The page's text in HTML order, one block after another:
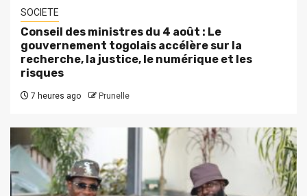
SOCIETE
Conseil des ministres du 4 août : Le
gouvernement togolais accélère sur la
recherche, la justice, le numérique et les
risques
7 heures ago Prunelle